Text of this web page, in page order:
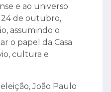
e ao universo
24 de outubro,
assumindo o
o papel da Casa
cultura e
João Paulo